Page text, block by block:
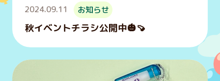
秋イベントチラシ公開中🎃🍠
2024.09.11 お知らせ